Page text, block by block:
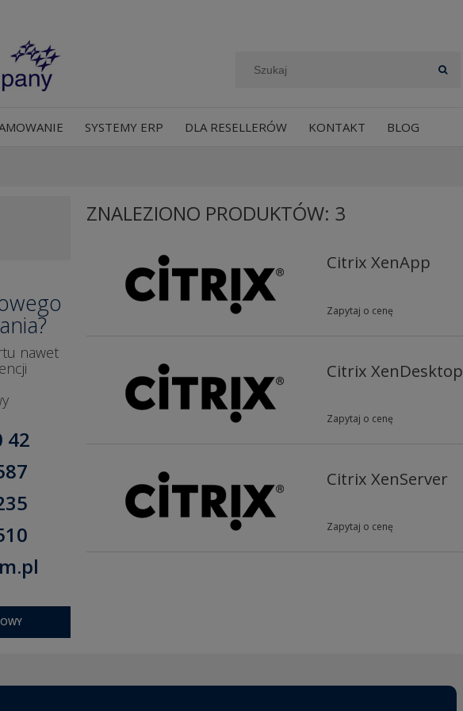
SYSTEMY ERP DLA RESELLERÓW KONTAKT BLOG
nawet
42
ZNALEZIONO PRODUKTÓW: 3
Citrix XenApp
Zapytaj o cenę
Citrix XenDesktop
Zapytaj o cenę
Citrix XenServer
Zapytaj o cenę